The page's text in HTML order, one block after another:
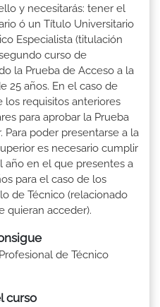
y necesitarás: tener el
ó un Título Universitario
Especialista (titulación
curso de
la Prueba de Acceso a la
25 años. En el caso de
requisitos anteriores
para aprobar la Prueba
Para poder presentarse a la
es necesario cumplir
año en el que presentes a
para el caso de los
de Técnico (relacionado
quieran acceder).
de Técnico
curso